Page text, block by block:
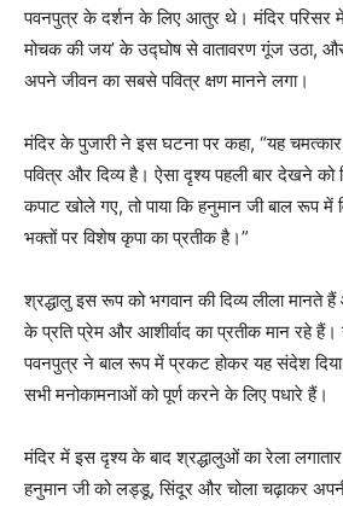
पवनपुत्र के दर्शन के लिए आतुर थे। मंदिर परिसर
मोचक की जय’ के उद्घोष से वातावरण गूंज उठा,
अपने जीवन का सबसे पवित्र क्षण मानने लगा।
मंदिर के पुजारी ने इस घटना पर कहा, “यह
पवित्र और दिव्य है। ऐसा दृश्य पहली बार देखने
कपाट खोले गए, तो पाया कि हनुमान जी बाल रूप
भक्तों पर विशेष कृपा का प्रतीक है।”
श्रद्धालु इस रूप को भगवान की दिव्य लीला मानते
के प्रति प्रेम और आशीर्वाद का प्रतीक मान रहे हैं।
पवनपुत्र ने बाल रूप में प्रकट होकर यह संदेश
सभी मनोकामनाओं को पूर्ण करने के लिए पधारे हैं।
मंदिर में इस दृश्य के बाद श्रद्धालुओं का रेला
हनुमान जी को लड्डू, सिंदूर और चोला चढ़ाकर अपनी